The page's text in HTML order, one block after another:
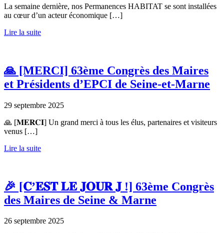
La semaine dernière, nos Permanences HABITAT se sont installées
au cœur d’un acteur économique […]
Lire la suite
🙏 [MERCI] 63ème Congrès des Maires
et Présidents d’EPCI de Seine-et-Marne
29 septembre 2025
🙏 [𝐌𝐄𝐑𝐂𝐈] Un grand merci à tous les élus, partenaires et visiteurs
venus […]
Lire la suite
🎉 [𝐂’𝐄𝐒𝐓 𝐋𝐄 𝐉𝐎𝐔𝐑 𝐉 !] 63ème Congrès
des Maires de Seine & Marne
26 septembre 2025